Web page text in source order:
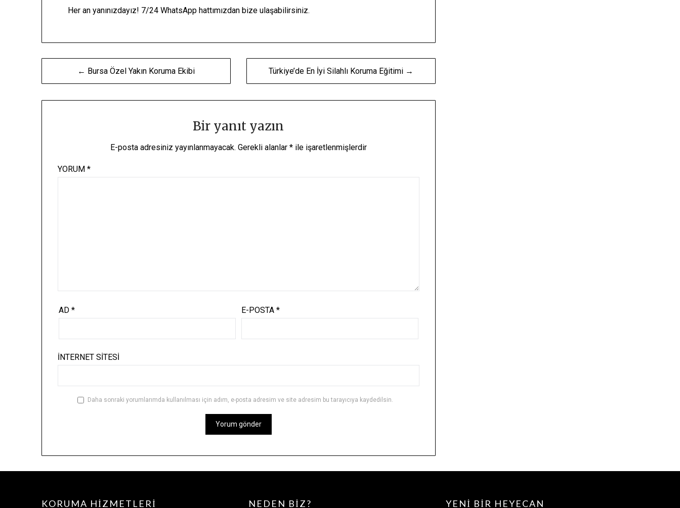
Her an yanınızdayız! 7/24 WhatsApp hattımızdan bize ulaşabilirsiniz.
gezinmesi
← Bursa Özel Yakın Koruma Ekibi Türkiye’de En İyi Silahlı Koruma Eğitimi →
Bir yanıt yazın
E-posta adresiniz yayınlanmayacak. Gerekli alanlar *ile işaretlenmişlerdir
YORUM*
AD * E-POSTA *
İNTERNET SITESI
Daha sonraki yorumlarımda kullanılması için adım, e-posta adresim ve site adresim bu tarayıcıya kaydedilsin.
KORUMA HIZMETLERI NEDEN BIZ? YENI BIR HEYECAN